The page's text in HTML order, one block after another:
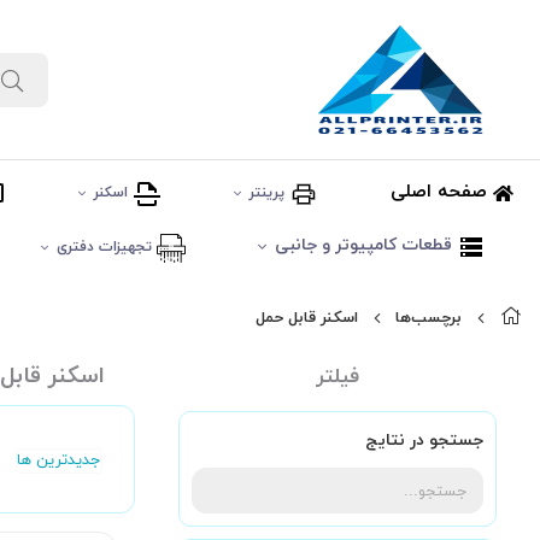
صفحه اصلی پرینتر اسکنر
قطعات کامپیوتر و جانبی تجهیزات دفتری
برچسب‌ها اسکنر قابل حمل
فیلتر
جستجو در نتایج
اسکنر
جدیدترین ها